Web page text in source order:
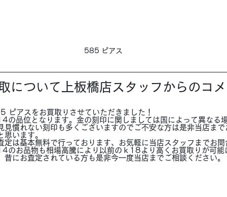
585 ピアス
について上板橋店スタッフからのコ
ピアスをお買取りさせていただきました！
の品位となります。金の刻印に関しましては国によって異なる
見慣れない刻印も多くございますのでご不安な方は是非当店ま
思います。
定は基本無料で行っております、お気軽に当店スタッフまでお
のお品物も相場高騰により以前のｋ18より高くお買取りが可能
昔にお査定されている方も是非今一度当店までご相談ください。